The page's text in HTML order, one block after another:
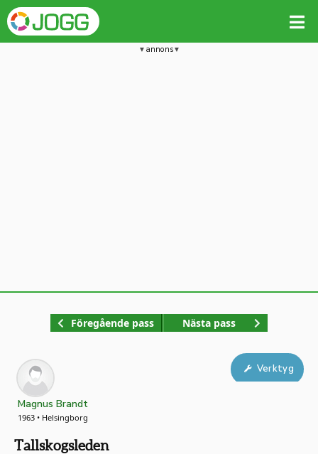
annons
Föregående pass Nästa pass
Magnus Brandt
1963 • Helsingborg
Tallskogsleden
Verktyg